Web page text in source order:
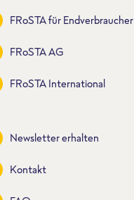
FRoSTA für Endverbraucher
FRoSTA AG
FRoSTA International
Newsletter erhalten
Kontakt